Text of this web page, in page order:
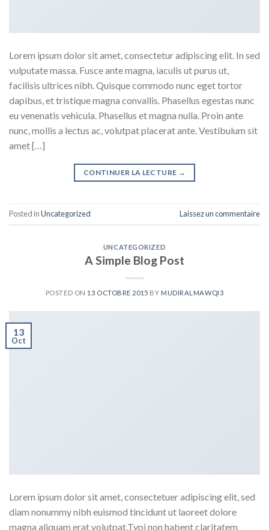
Lorem ipsum dolor sit amet, consectetur adipiscing elit. In sed
vulputate massa. Fusce ante magna, iaculis ut purus ut,
facilisis ultrices nibh. Quisque commodo nunc eget tortor
dapibus, et tristique magna convallis. Phasellus egestas nunc
eu venenatis vehicula. Phasellus et magna nulla. Proin ante
nunc, mollis a lectus ac, volutpat placerat ante. Vestibulum sit
amet […]
CONTINUER LA LECTURE →
Posted inUncategorized Laissez un commentaire
UNCATEGORIZED
A Simple Blog Post
POSTED ON 13 OCTOBRE 2015 BY MUDIRALMAWQI3
13
Oct
Lorem ipsum dolor sit amet, consectetuer adipiscing elit, sed
diam nonummy nibh euismod tincidunt ut laoreet dolore
magna aliquam erat volutpat.Typi non habent claritatem